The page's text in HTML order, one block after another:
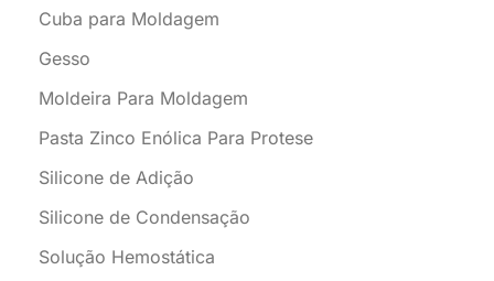
Cuba para Moldagem
Gesso
Moldeira Para Moldagem
Pasta Zinco Enólica Para Protese
Silicone de Adição
Silicone de Condensação
Solução Hemostática